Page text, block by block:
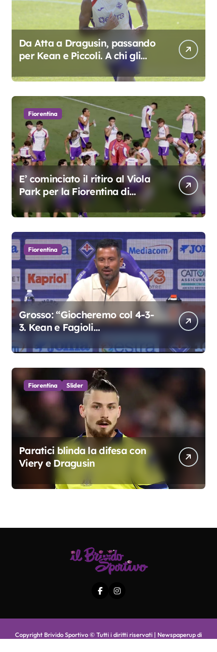
Da Atta a Dragusin, passando
per Kean e Piccoli. A chi gli
oscar del precampionato?
Fiorentina
E’ cominciato il ritiro al Viola
Park per la Fiorentina di
Grosso
Fiorentina
Grosso: “Giocheremo col 4-3-
3. Kean e Fagioli
colpo”
Fiorentina Slider
Paratici blinda la difesa con
Viery e Dragusin
Copyright Brivido Sportivo © Tutti i diritti riservati | Newspaperupdi